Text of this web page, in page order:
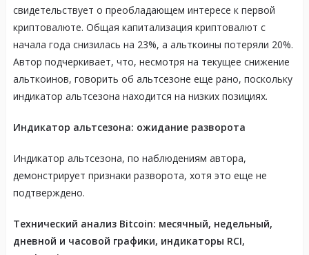
свидетельствует о преобладающем интересе к первой
криптовалюте. Общая капитализация криптовалют с
начала года снизилась на 23%, а альткоины потеряли 20%.
Автор подчеркивает, что, несмотря на текущее снижение
альткоинов, говорить об альтсезоне еще рано, поскольку
индикатор альтсезона находится на низких позициях.
Индикатор альтсезона: ожидание разворота
Индикатор альтсезона, по наблюдениям автора,
демонстрирует признаки разворота, хотя это еще не
подтверждено.
Технический анализ Bitcoin: месячный, недельный,
дневной и часовой графики, индикаторы RCI,